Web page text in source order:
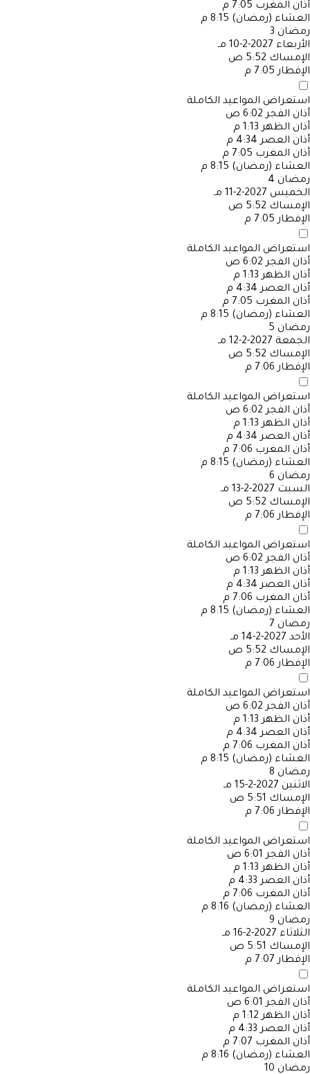
أذان المغرب 7:05 م
العشاء (رمضان) 8:15 م
رمضان 3
الأربعاء 2027-2-10 مـ
الإمساك 5:52 ص
الإفطار 7:05 م
استعراض المواعيد الكاملة
أذان الفجر 6:02 ص
أذان الظهر 1:13 م
أذان العصر 4:34 م
أذان المغرب 7:05 م
العشاء (رمضان) 8:15 م
رمضان 4
الخميس 2027-2-11 مـ
الإمساك 5:52 ص
الإفطار 7:05 م
استعراض المواعيد الكاملة
أذان الفجر 6:02 ص
أذان الظهر 1:13 م
أذان العصر 4:34 م
أذان المغرب 7:05 م
العشاء (رمضان) 8:15 م
رمضان 5
الجمعة 2027-2-12 مـ
الإمساك 5:52 ص
الإفطار 7:06 م
استعراض المواعيد الكاملة
أذان الفجر 6:02 ص
أذان الظهر 1:13 م
أذان العصر 4:34 م
أذان المغرب 7:06 م
العشاء (رمضان) 8:15 م
رمضان 6
السبت 2027-2-13 مـ
الإمساك 5:52 ص
الإفطار 7:06 م
استعراض المواعيد الكاملة
أذان الفجر 6:02 ص
أذان الظهر 1:13 م
أذان العصر 4:34 م
أذان المغرب 7:06 م
العشاء (رمضان) 8:15 م
رمضان 7
الأحد 2027-2-14 مـ
الإمساك 5:52 ص
الإفطار 7:06 م
استعراض المواعيد الكاملة
أذان الفجر 6:02 ص
أذان الظهر 1:13 م
أذان العصر 4:34 م
أذان المغرب 7:06 م
العشاء (رمضان) 8:15 م
رمضان 8
الاثنين 2027-2-15 مـ
الإمساك 5:51 ص
الإفطار 7:06 م
استعراض المواعيد الكاملة
أذان الفجر 6:01 ص
أذان الظهر 1:13 م
أذان العصر 4:33 م
أذان المغرب 7:06 م
العشاء (رمضان) 8:16 م
رمضان 9
الثلاثاء 2027-2-16 مـ
الإمساك 5:51 ص
الإفطار 7:07 م
استعراض المواعيد الكاملة
أذان الفجر 6:01 ص
أذان الظهر 1:12 م
أذان العصر 4:33 م
أذان المغرب 7:07 م
العشاء (رمضان) 8:16 م
رمضان 10